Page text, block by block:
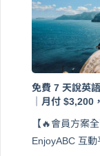
免費 7 天說英
｜月付 $3,200
【🔥會員方案
EnjoyABC 互